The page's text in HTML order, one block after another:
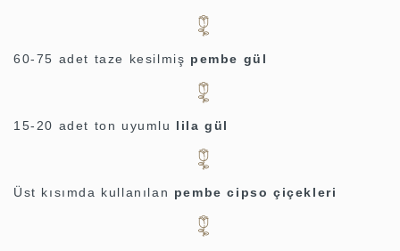
60-75 adet taze kesilmiş pembe gül
15-20 adet ton uyumlu lila gül
Üst kısımda kullanılan pembe cipso çiçekleri